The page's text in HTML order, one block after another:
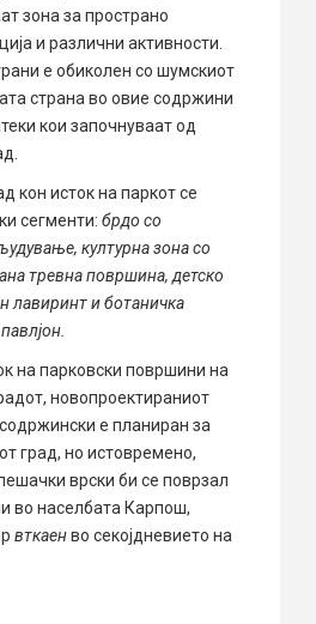
зона за пространо
и различни активности.
е обиколен со шумскиот
страна во овие содржини
кои започнуваат од
кон исток на паркот се
сегменти: брдо со
културна зона со
тревна површина, детско
лавиринт и ботаничка
лјон.
на парковски површини на
новопроектираниот
е планиран за
град, но истовремено,
врски би се поврзал
во населбата Карпош,
вткаенво секојдневието на